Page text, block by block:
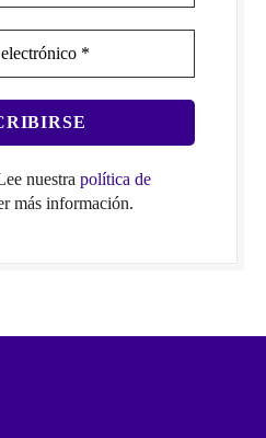
nuestra política de
más información.